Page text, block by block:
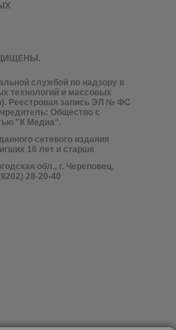
службой по надзору в
технологий и массовых
Реестровая запись ЭЛ № ФС
Общество с
"К Медиа".
сетевого издания
16 лет и старше
обл., г. Череповец,
28-20-40